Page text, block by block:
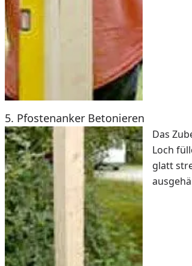
5. Pfostenanker Betonieren
Das
Loch
glatt